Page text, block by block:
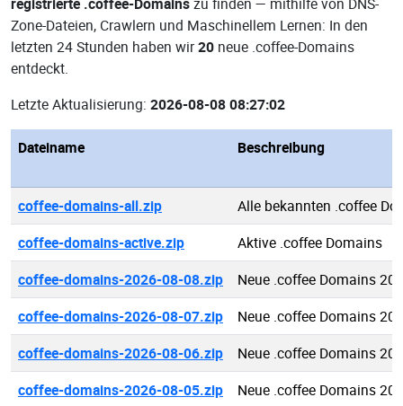
Zone-Dateien, Crawlern und Maschinellem Lernen: In den
letzten 24 Stunden haben wir20 neue .coffee-Domains
entdeckt.
Letzte Aktualisierung: 2026-08-08 08:27:02
Dateiname Beschreibung
coffee-domains-all.zip
Alle bekannten .coffee
coffee-domains-active.zip
Aktive .coffee Domains
coffee-domains-2026-08-08.zip
Neue .coffee Domains
coffee-domains-2026-08-07.zip
Neue .coffee Domains
coffee-domains-2026-08-06.zip
Neue .coffee Domains
coffee-domains-2026-08-05.zip
Neue .coffee Domains